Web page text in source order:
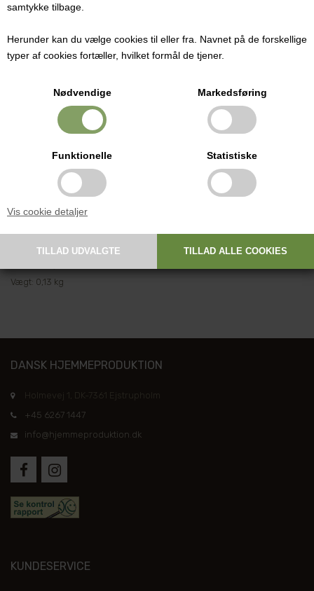
samtykke tilbage.
Herunder kan du vælge cookies til eller fra. Navnet på de forskellige
typer af cookies fortæller, hvilket formål de tjener.
Nødvendige Markedsføring
Funktionelle Statistiske
Vis cookie detaljer
168,00
Robust røreske i træ til omrøring i store gryder. Velegnet til både
madlavning, vinproduktion og ølbrygning. Kan blandt andet bruges til
omrøring af gærende frugtkød/mask ved vinfremstilling samt til
omrøring af urt under mæskning ved ølbrygning. Den afrundede
Specifikationer
Længde: 70 cm
Vægt: 0,13 kg
DANSK HJEMMEPRODUKTION
Holmevej 1, DK-7361 Ejstrupholm
+45 6267 1447
info@hjemmeproduktion.dk
KUNDESERVICE